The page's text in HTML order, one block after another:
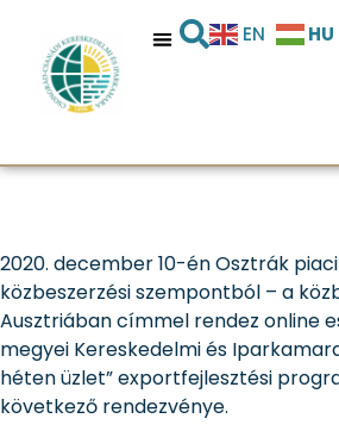
EN HU
szempontból
webinárium
2020. december 10-én Osztrák
közbeszerzési szempontból – a
Ausztriában címmel rendez online
megyei Kereskedelmi és
héten üzlet” exportfejlesztési
következő rendezvénye.